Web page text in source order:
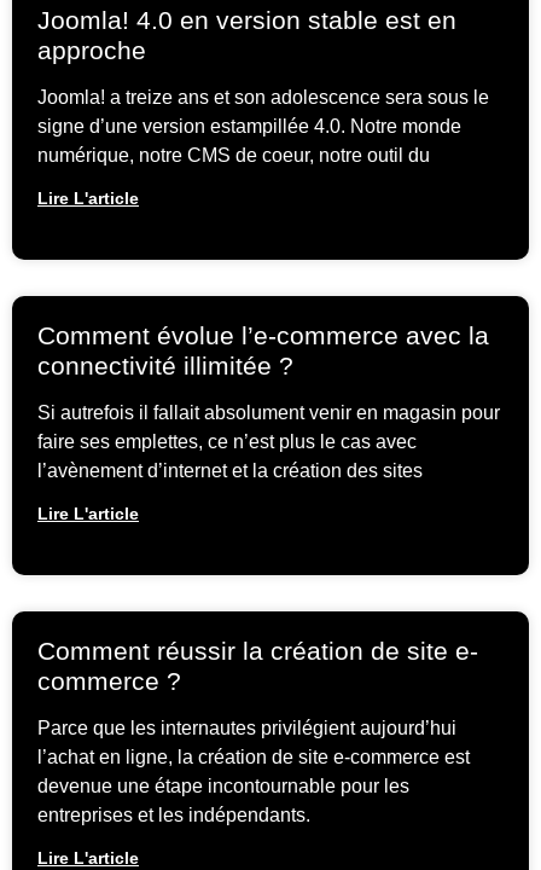
Joomla! 4.0 en version stable est en
approche
Joomla! a treize ans et son adolescence sera sous le
signe d’une version estampillée 4.0. Notre monde
numérique, notre CMS de coeur, notre outil du
Lire L'article
Comment évolue l’e-commerce avec la
connectivité illimitée ?
Si autrefois il fallait absolument venir en magasin pour
faire ses emplettes, ce n’est plus le cas avec
l’avènement d’internet et la création des sites
Lire L'article
Comment réussir la création de site e-
commerce ?
Parce que les internautes privilégient aujourd’hui
l’achat en ligne, la création de site e-commerce est
devenue une étape incontournable pour les
entreprises et les indépendants.
Lire L'article